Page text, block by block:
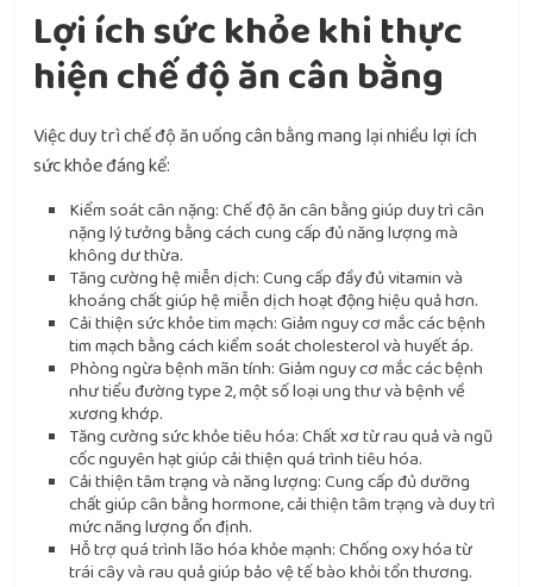
Lợi ích sức khỏe khi thực
hiện chế độ ăn cân bằng
Việc duy trì chế độ ăn uống cân bằng mang lại nhiều lợi ích
sức khỏe đáng kể:
Kiểm soát cân nặng: Chế độ ăn cân bằng giúp duy trì cân
nặng lý tưởng bằng cách cung cấp đủ năng lượng mà
không dư thừa.
Tăng cường hệ miễn dịch: Cung cấp đầy đủ vitamin và
khoáng chất giúp hệ miễn dịch hoạt động hiệu quả hơn.
Cải thiện sức khỏe tim mạch: Giảm nguy cơ mắc các bệnh
tim mạch bằng cách kiểm soát cholesterol và huyết áp.
Phòng ngừa bệnh mãn tính: Giảm nguy cơ mắc các bệnh
như tiểu đường type 2, một số loại ung thư và bệnh về
xương khớp.
Tăng cường sức khỏe tiêu hóa: Chất xơ từ rau quả và ngũ
cốc nguyên hạt giúp cải thiện quá trình tiêu hóa.
Cải thiện tâm trạng và năng lượng: Cung cấp đủ dưỡng
chất giúp cân bằng hormone, cải thiện tâm trạng và duy trì
mức năng lượng ổn định.
Hỗ trợ quá trình lão hóa khỏe mạnh: Chống oxy hóa từ
trái cây và rau quả giúp bảo vệ tế bào khỏi tổn thương.